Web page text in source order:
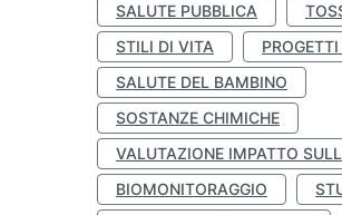
SALUTE PUBBLICA
STILI DI VITA
SALUTE DEL BAMBINO
SOSTANZE CHIMICHE
VALUTAZIONE IMPATTO
BIOMONITORAGGIO